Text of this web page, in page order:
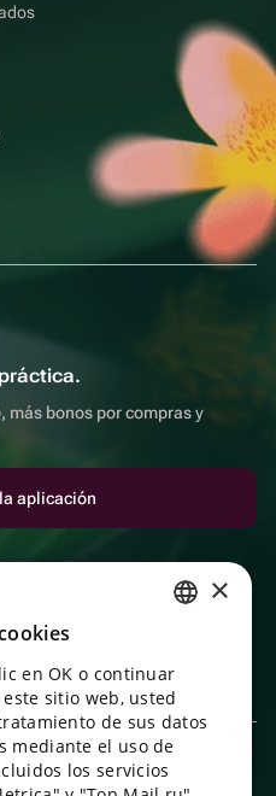
bonos por compras y
aplicación
9, sala 2/3
ENGLISH
UKRAINIAN
PORTUGUESE
×
en OK o continuar
sitio web, usted
de sus datos
mediante el uso de
los servicios